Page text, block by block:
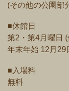
(その他の公園部
■休館日
第2・第4月曜日
年末年始 12月29
■入場料
無料